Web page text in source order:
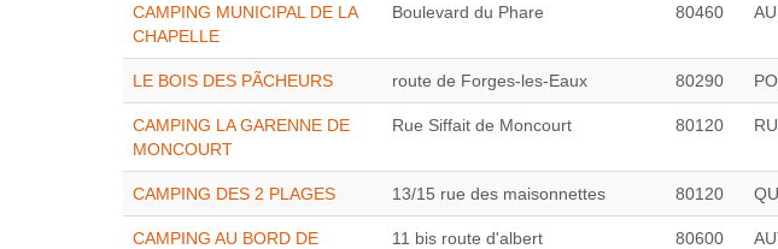
CAMPING MUNICIPAL DE LA
CHAPELLE
Boulevard du Phare 80460
LE BOIS DES PÃCHEURS route de Forges-les-Eaux 80290
CAMPING LA GARENNE DE
MONCOURT
Rue Siffait de Moncourt 80120
CAMPING DES 2 PLAGES 13/15 rue des maisonnettes 80120
CAMPING AU BORD DE
11 bis route d'albert 80600